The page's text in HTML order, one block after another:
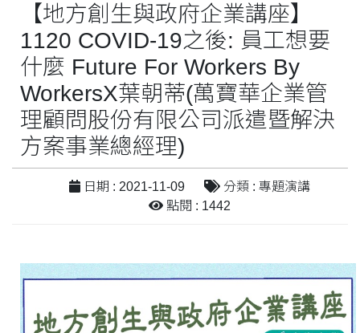
【地方創生與政府企業講座】
1120 COVID-19之後: 員工想要
什麼 Future For Workers By
WorkersX葉朝蒂(萬寶華企業管
理顧問股份有限公司派遣暨解決
方案事業總經理)
日期 : 2021-11-09
分類 : 專題演講
點閱 : 1442